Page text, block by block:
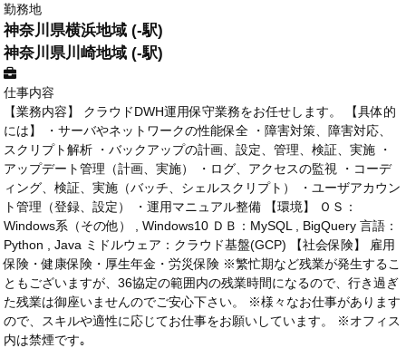
勤務地
神奈川県横浜地域 (-駅)
神奈川県川崎地域 (-駅)
仕事内容
【業務内容】 クラウドDWH運用保守業務をお任せします。 【具体的
には】 ・サーバやネットワークの性能保全 ・障害対策、障害対応、
スクリプト解析 ・バックアップの計画、設定、管理、検証、実施 ・
アップデート管理（計画、実施） ・ログ、アクセスの監視 ・コーデ
ィング、検証、実施（バッチ、シェルスクリプト） ・ユーザアカウン
ト管理（登録、設定） ・運用マニュアル整備 【環境】 ＯＳ：
Windows系（その他） , Windows10 ＤＢ：MySQL , BigQuery 言語：
Python , Java ミドルウェア：クラウド基盤(GCP) 【社会保険】 雇用
保険・健康保険・厚生年金・労災保険 ※繁忙期など残業が発生するこ
ともございますが、36協定の範囲内の残業時間になるので、行き過ぎ
た残業は御座いませんのでご安心下さい。 ※様々なお仕事があります
ので、スキルや適性に応じてお仕事をお願いしています。 ※オフィス
内は禁煙です｡